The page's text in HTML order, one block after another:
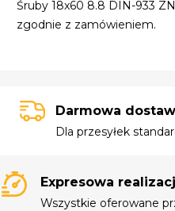
Śruby 18x60 8.8 DIN-933
zgodnie z zamówieniem.
Darmowa
Dla przesyłek
Expresowa
Wszystkie oferowane